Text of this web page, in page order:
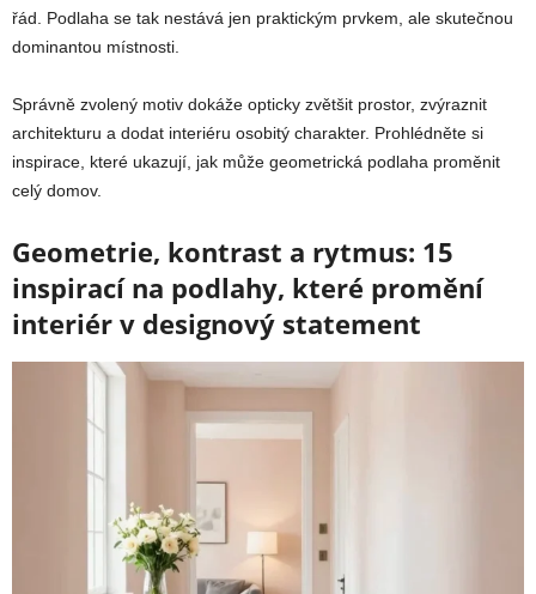
řád. Podlaha se tak nestává jen praktickým prvkem, ale skutečnou
dominantou místnosti.
Správně zvolený motiv dokáže opticky zvětšit prostor, zvýraznit
architekturu a dodat interiéru osobitý charakter. Prohlédněte si
inspirace, které ukazují, jak může geometrická podlaha proměnit
celý domov.
Geometrie, kontrast a rytmus: 15
inspirací na podlahy, které promění
interiér v designový statement